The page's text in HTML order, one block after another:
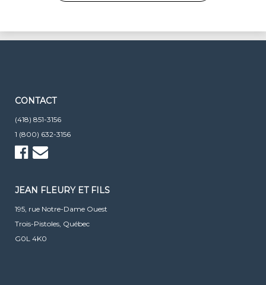
CONTACT
(418) 851-3156
1 (800) 632-3156
JEAN FLEURY ET FILS
195, rue Notre-Dame Ouest
Trois-Pistoles, Québec
G0L 4K0